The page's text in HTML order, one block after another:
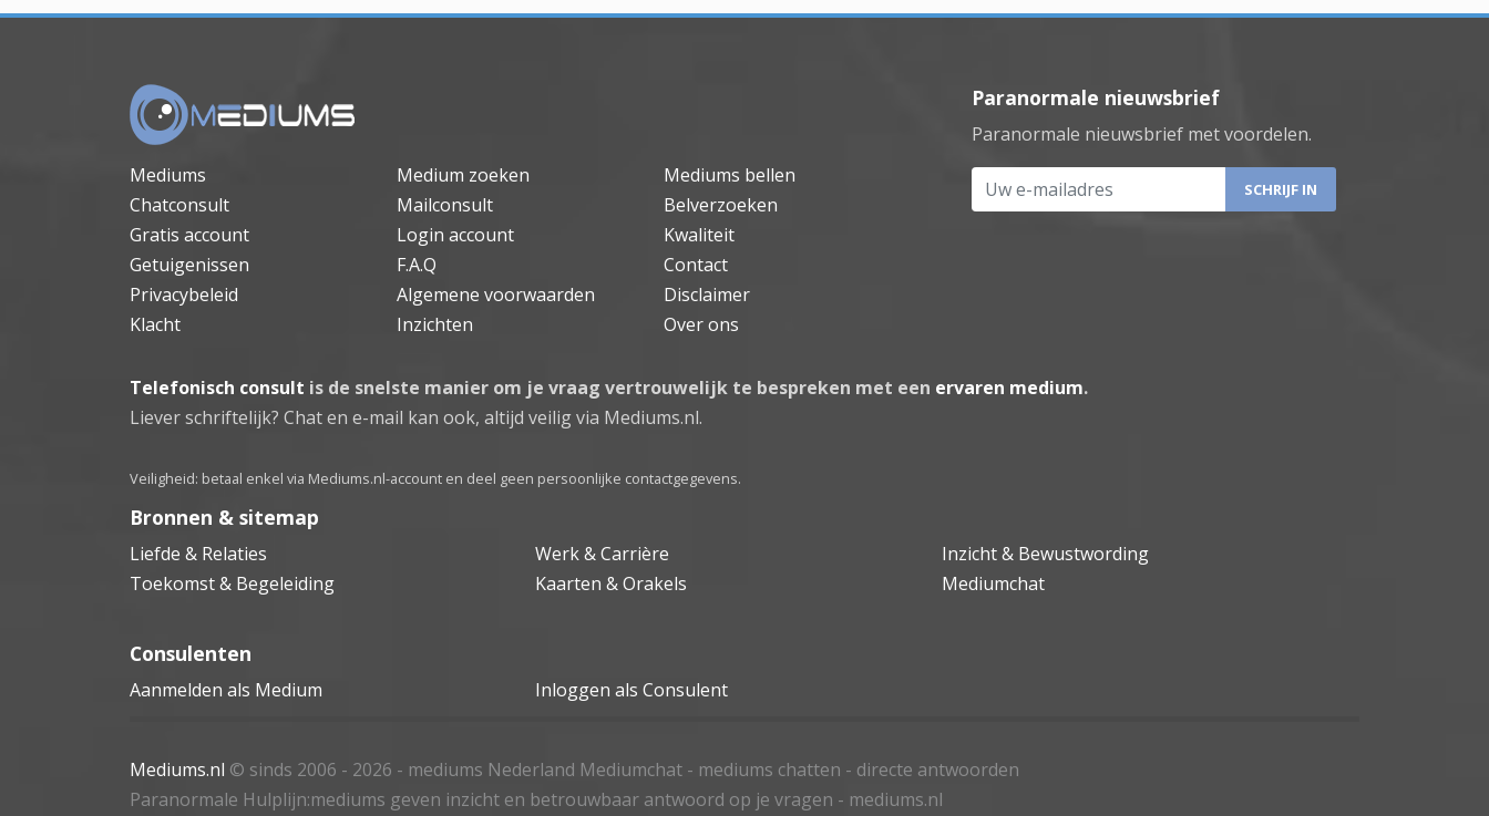
Mediums Medium zoeken
Mediums bellen
Chatconsult
Mailconsult
Belverzoeken
Gratis account
Login account
Kwaliteit
Getuigenissen
F.A.Q
Contact
Privacybeleid
Algemene voorwaarden
Disclaimer
Klacht
Inzichten Over ons
Paranormale nieuwsbrief
Paranormale nieuwsbrief met voordelen.
Uw e-mailadres
Telefonisch consult is de snelste manier om je vraag vertrouwelijk te bespreken met een ervaren medium.
Liever schriftelijk? Chat en e-mail kan ook, altijd veilig via Mediums.nl.
Veiligheid: betaal enkel via Mediums.nl-account en deel geen persoonlijke contactgegevens.
Bronnen & sitemap
Liefde & Relaties Werk & Carrière
Inzicht & Bewustwording
Toekomst & Begeleiding
Kaarten & Orakels Mediumchat
Consulenten
Aanmelden als Medium Inloggen als Consulent
Mediums.nl © sinds 2006 - 2026 - mediums Nederland Mediumchat - mediums chatten - directe antwoorden
Paranormale Hulplijn:mediums geven inzicht en betrouwbaar antwoord op je vragen - mediums.nl